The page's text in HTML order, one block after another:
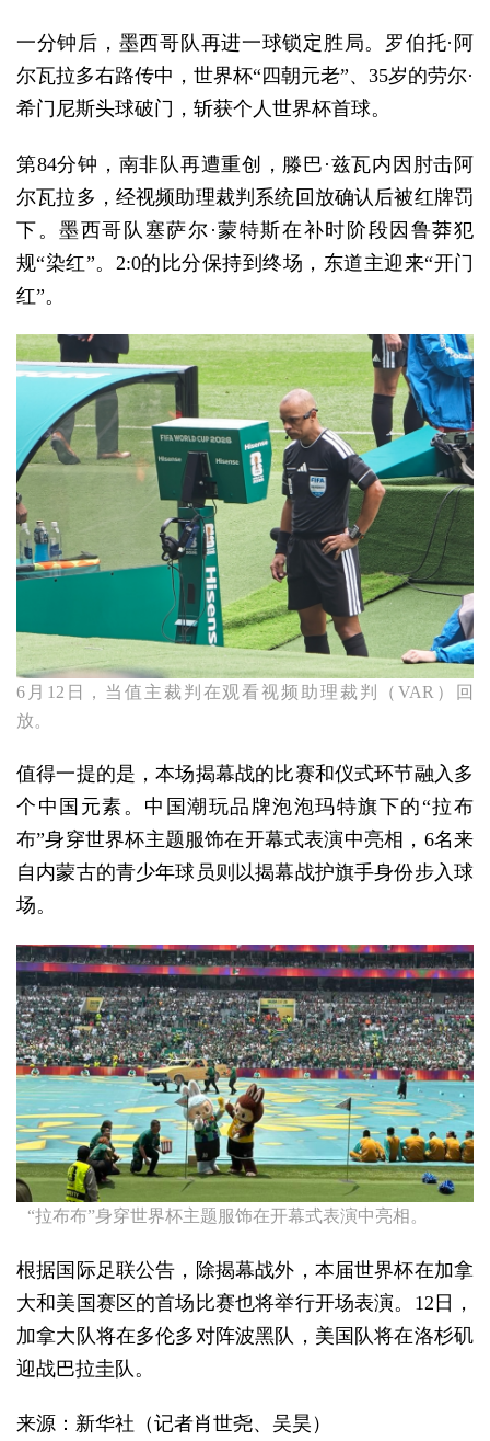
一分钟后，墨西哥队再进一球锁定胜局。罗伯托·阿
尔瓦拉多右路传中，世界杯“四朝元老”、35岁的劳尔·
希门尼斯头球破门，斩获个人世界杯首球。
第84分钟，南非队再遭重创，滕巴·兹瓦内因肘击阿
尔瓦拉多，经视频助理裁判系统回放确认后被红牌罚
下。墨西哥队塞萨尔·蒙特斯在补时阶段因鲁莽犯
规“染红”。2:0的比分保持到终场，东道主迎来“开门
红”。
6月12日，当值主裁判在观看视频助理裁判（VAR）回
放。
值得一提的是，本场揭幕战的比赛和仪式环节融入多
个中国元素。中国潮玩品牌泡泡玛特旗下的“拉布
布”身穿世界杯主题服饰在开幕式表演中亮相，6名来
自内蒙古的青少年球员则以揭幕战护旗手身份步入球
场。
“拉布布”身穿世界杯主题服饰在开幕式表演中亮相。
根据国际足联公告，除揭幕战外，本届世界杯在加拿
大和美国赛区的首场比赛也将举行开场表演。12日，
加拿大队将在多伦多对阵波黑队，美国队将在洛杉矶
迎战巴拉圭队。
来源：新华社 （记者肖世尧、吴昊）